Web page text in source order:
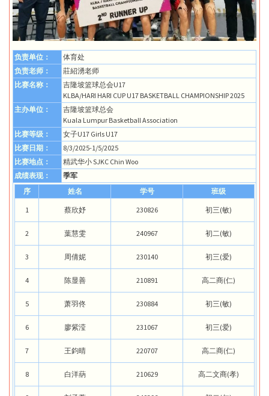
负责单位：
体育处
负责老师：
莊紹湧老师
比赛名称：
吉隆坡篮球总会U17
KLBA/HARI HARI CUP U17 BASKETBALL CHAMPIONSHIP 2025
主办单位：
吉隆坡篮球总会
Kuala Lumpur Basketball Association
比赛等级：
女子U17 Girls U17
比赛日期：
8/3/2025-1/5/2025
比赛地点：
精武华小 SJKC Chin Woo
成绩表现：
季军
序
姓名 学号 班级
1 蔡欣妤 230826 初三(敏)
2 葉慧雯 240967 初二(敏)
3 周倩妮 230140 初三(爱)
4 陈显善 210891 高二商(仁)
5 萧羽佟 230884 初三(敏)
6 廖紫滢 231067 初三(爱)
7 王鈞晴 220707 高二商(仁)
8 白洋蒳 210629 高二文商(孝)